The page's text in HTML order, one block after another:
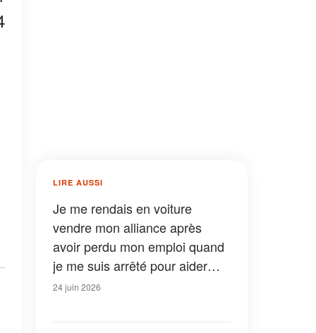
LIRE AUSSI
Je me rendais en voiture
vendre mon alliance après
avoir perdu mon emploi quand
je me suis arrêté pour aider
une mère célibataire en
24 juin 2026